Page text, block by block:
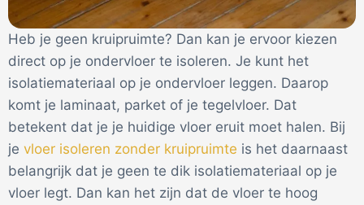
Heb je geen kruipruimte? Dan kan je ervoor kiezen
direct op je ondervloer te isoleren. Je kunt het
isolatiemateriaal op je ondervloer leggen. Daarop
komt je laminaat, parket of je tegelvloer. Dat
betekent dat je je huidige vloer eruit moet halen. Bij
je vloer isoleren zonder kruipruimte is het daarnaast
belangrijk dat je geen te dik isolatiemateriaal op je
vloer legt. Dan kan het zijn dat de vloer te hoog